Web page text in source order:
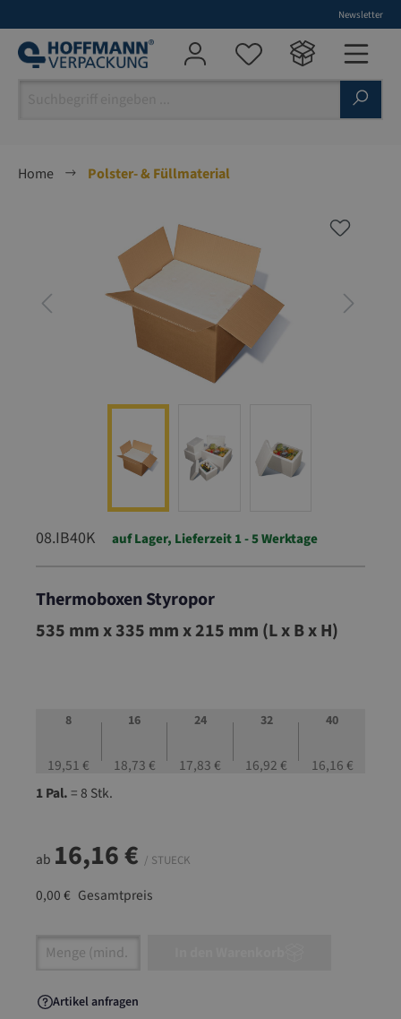
Newsletter
Home
Polster- & Füllmaterial
08.IB40K auf Lager, Lieferzeit 1 - 5 Werktage
Thermoboxen Styropor
08.IB40K
535 mm x 335 mm x 215 mm (L x B x H)
8
19,51 €
16
18,73 €
24
17,83 €
32
16,92 €
40
16,16 €
1 Pal.= 8 Stk.
ab 16,16 € / STUECK
0,00 € Gesamtpreis
Artikel Anzahl: Gib den gewünschten Wert
Artikel anfragen